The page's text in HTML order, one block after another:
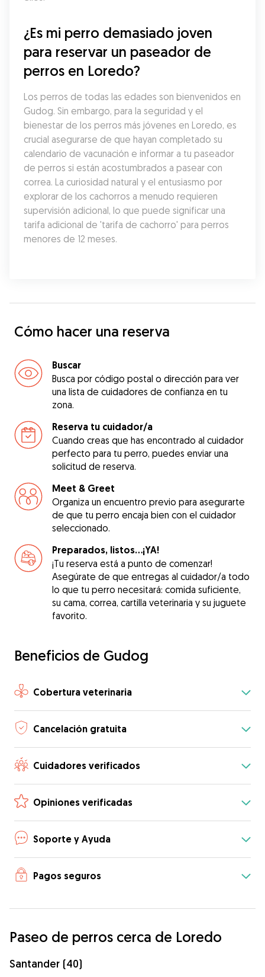
¿Es mi perro demasiado joven
para reservar un paseador de
perros en Loredo?
Los perros de todas las edades son bienvenidos en
Gudog. Sin embargo, para la seguridad y el
bienestar de los perros más jóvenes en Loredo, es
crucial asegurarse de que hayan completado su
calendario de vacunación e informar a tu paseador
de perros si están acostumbrados a pasear con
correa. La curiosidad natural y el entusiasmo por
explorar de los cachorros a menudo requieren
supervisión adicional, lo que puede significar una
tarifa adicional de 'tarifa de cachorro' para perros
menores de 12 meses.
Cómo hacer una reserva
Buscar
Busca por código postal o dirección para ver
una lista de cuidadores de confianza en tu
zona.
Reserva tu cuidador/a
Cuando creas que has encontrado al cuidador
perfecto para tu perro, puedes enviar una
solicitud de reserva.
Meet & Greet
Organiza un encuentro previo para asegurarte
de que tu perro encaja bien con el cuidador
seleccionado.
Preparados, listos...¡YA!
¡Tu reserva está a punto de comenzar!
Asegúrate de que entregas al cuidador/a todo
lo que tu perro necesitará: comida suficiente,
su cama, correa, cartilla veterinaria y su juguete
favorito.
Beneficios de Gudog
Cobertura veterinaria
Cancelación gratuita
Cuidadores verificados
Opiniones verificadas
Soporte y Ayuda
Pagos seguros
Paseo de perros cerca de Loredo
Santander (40)